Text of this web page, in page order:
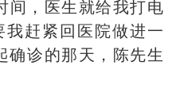
间，医生就给我打电
赶紧回医院做进一
确诊的那天，陈先生